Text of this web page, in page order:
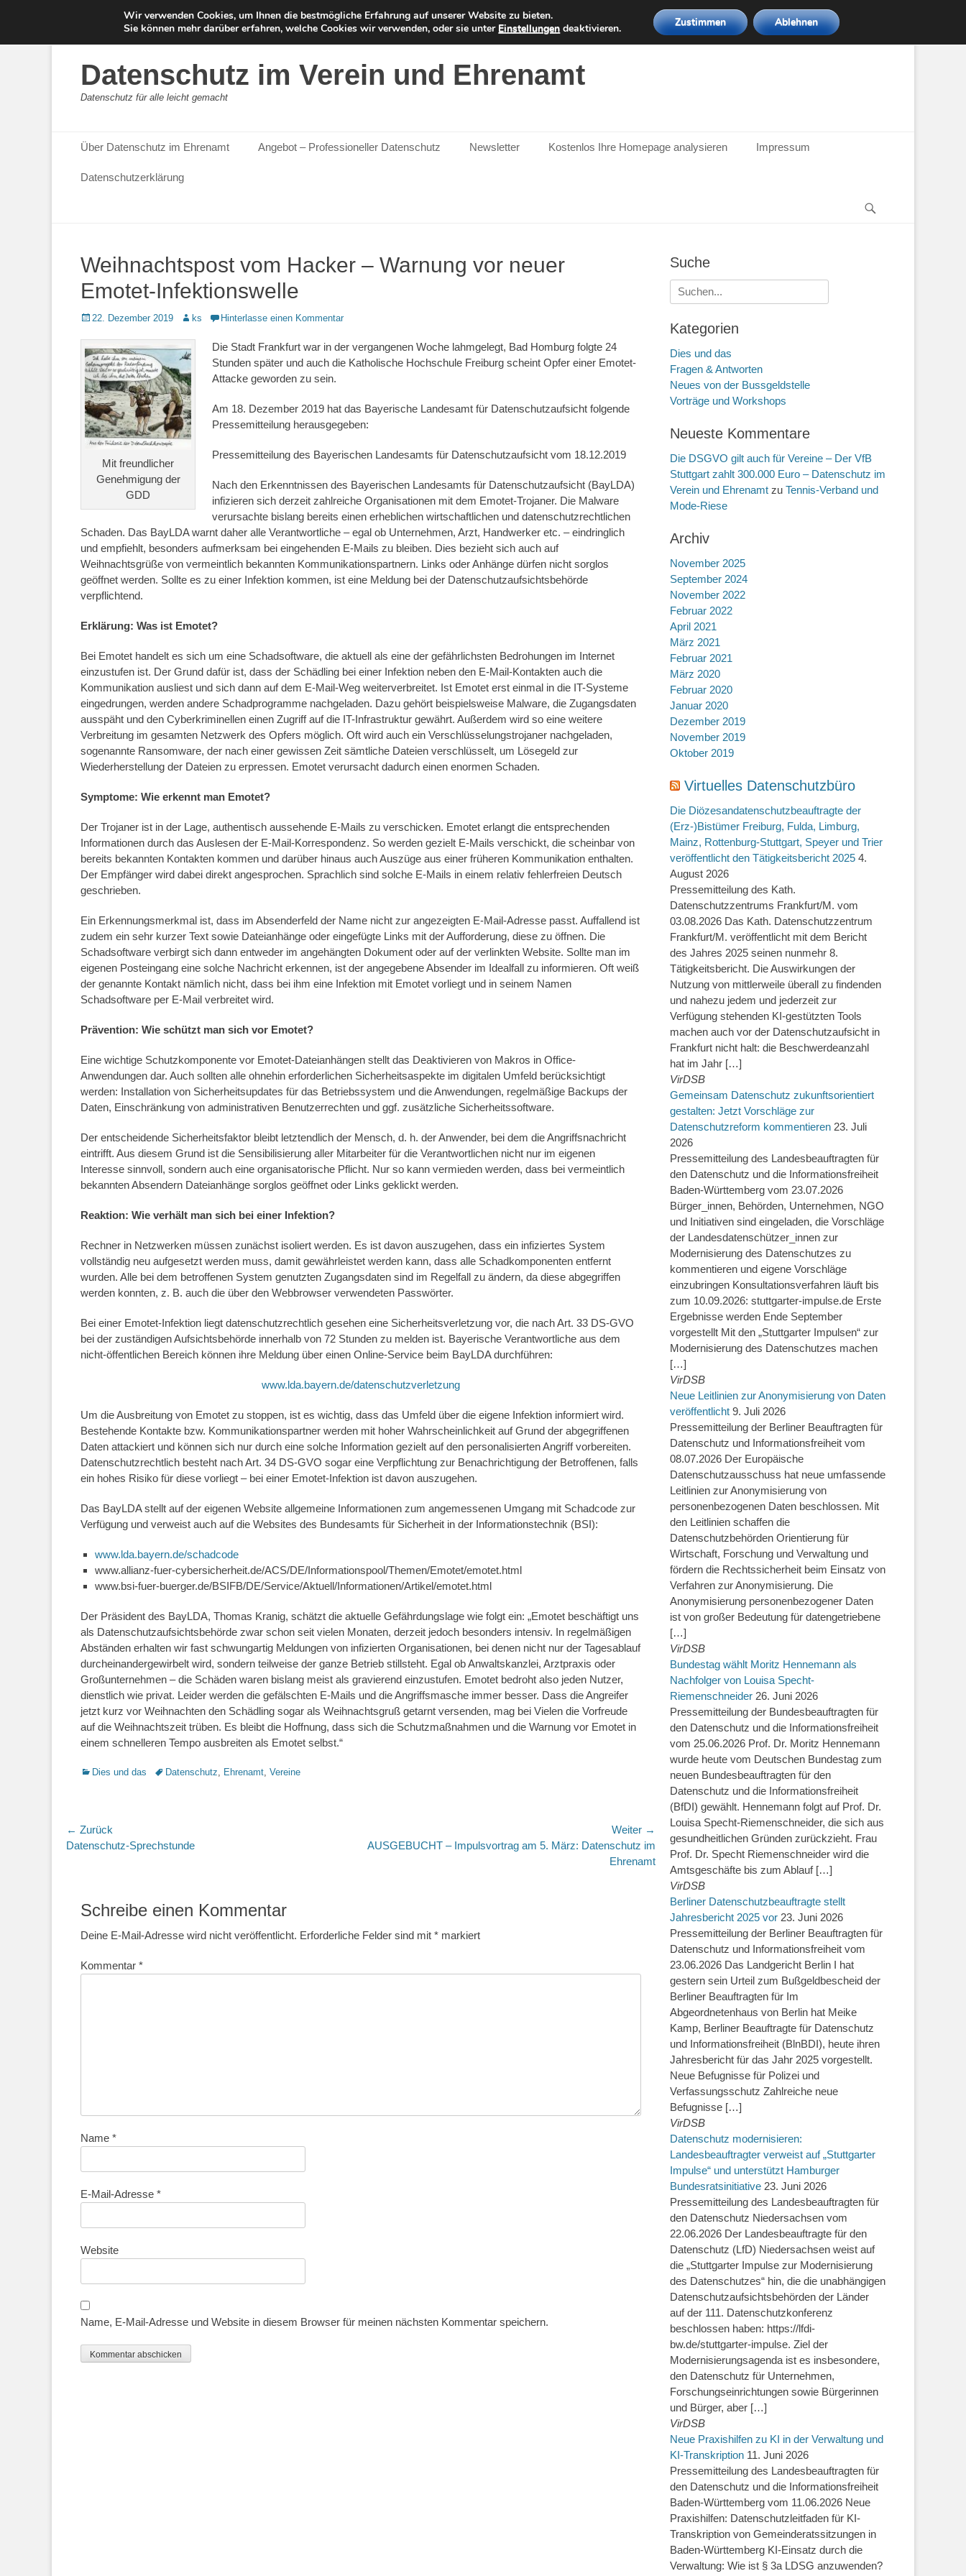
Datenschutz im Verein und Ehrenamt
Datenschutz für alle leicht gemacht
Primäres Menü
Zum
Inhalt
springen
Über Datenschutz im Ehrenamt Angebot – Professioneller Datenschutz Newsletter Kostenlos Ihre Homepage analysieren Impressum
Datenschutzerklärung
Weihnachtspost vom Hacker – Warnung vor neuer
Emotet-Infektionswelle
Posted
22. Dezember 2019 Autor
ks Hinterlasse einen Kommentar
Mit freundlicher
Genehmigung der
GDD
Die Stadt Frankfurt war in der vergangenen Woche lahmgelegt, Bad Homburg folgte 24
Stunden später und auch die Katholische Hochschule Freiburg scheint Opfer einer Emotet-
Attacke geworden zu sein.
Am 18. Dezember 2019 hat das Bayerische Landesamt für Datenschutzaufsicht folgende
Pressemitteilung herausgegeben:
Pressemitteilung des Bayerischen Landesamts für Datenschutzaufsicht vom 18.12.2019
Nach den Erkenntnissen des Bayerischen Landesamts für Datenschutzaufsicht (BayLDA)
infizieren sich derzeit zahlreiche Organisationen mit dem Emotet-Trojaner. Die Malware
verursachte bislang bereits einen erheblichen wirtschaftlichen und datenschutzrechtlichen
Schaden. Das BayLDA warnt daher alle Verantwortliche – egal ob Unternehmen, Arzt, Handwerker etc. – eindringlich
und empfiehlt, besonders aufmerksam bei eingehenden E-Mails zu bleiben. Dies bezieht sich auch auf
Weihnachtsgrüße von vermeintlich bekannten Kommunikationspartnern. Links oder Anhänge dürfen nicht sorglos
geöffnet werden. Sollte es zu einer Infektion kommen, ist eine Meldung bei der Datenschutzaufsichtsbehörde
verpflichtend.
Erklärung: Was ist Emotet?
Bei Emotet handelt es sich um eine Schadsoftware, die aktuell als eine der gefährlichsten Bedrohungen im Internet
einzustufen ist. Der Grund dafür ist, dass der Schädling bei einer Infektion neben den E-Mail-Kontakten auch die
Kommunikation ausliest und sich dann auf dem E-Mail-Weg weiterverbreitet. Ist Emotet erst einmal in die IT-Systeme
eingedrungen, werden andere Schadprogramme nachgeladen. Dazu gehört beispielsweise Malware, die Zugangsdaten
ausspäht und den Cyberkriminellen einen Zugriff auf die IT-Infrastruktur gewährt. Außerdem wird so eine weitere
Verbreitung im gesamten Netzwerk des Opfers möglich. Oft wird auch ein Verschlüsselungstrojaner nachgeladen,
sogenannte Ransomware, der nach einer gewissen Zeit sämtliche Dateien verschlüsselt, um Lösegeld zur
Wiederherstellung der Dateien zu erpressen. Emotet verursacht dadurch einen enormen Schaden.
Symptome: Wie erkennt man Emotet?
Der Trojaner ist in der Lage, authentisch aussehende E-Mails zu verschicken. Emotet erlangt die entsprechenden
Informationen durch das Auslesen der E-Mail-Korrespondenz. So werden gezielt E-Mails verschickt, die scheinbar von
bereits bekannten Kontakten kommen und darüber hinaus auch Auszüge aus einer früheren Kommunikation enthalten.
Der Empfänger wird dabei direkt angesprochen. Sprachlich sind solche E-Mails in einem relativ fehlerfreien Deutsch
geschrieben.
Ein Erkennungsmerkmal ist, dass im Absenderfeld der Name nicht zur angezeigten E-Mail-Adresse passt. Auffallend ist
zudem ein sehr kurzer Text sowie Dateianhänge oder eingefügte Links mit der Aufforderung, diese zu öffnen. Die
Schadsoftware verbirgt sich dann entweder im angehängten Dokument oder auf der verlinkten Website. Sollte man im
eigenen Posteingang eine solche Nachricht erkennen, ist der angegebene Absender im Idealfall zu informieren. Oft weiß
der genannte Kontakt nämlich nicht, dass bei ihm eine Infektion mit Emotet vorliegt und in seinem Namen
Schadsoftware per E-Mail verbreitet wird.
Prävention: Wie schützt man sich vor Emotet?
Eine wichtige Schutzkomponente vor Emotet-Dateianhängen stellt das Deaktivieren von Makros in Office-
Anwendungen dar. Auch sollten alle ohnehin erforderlichen Sicherheitsaspekte im digitalen Umfeld berücksichtigt
werden: Installation von Sicherheitsupdates für das Betriebssystem und die Anwendungen, regelmäßige Backups der
Daten, Einschränkung von administrativen Benutzerrechten und ggf. zusätzliche Sicherheitssoftware.
Der entscheidende Sicherheitsfaktor bleibt letztendlich der Mensch, d. h. der Anwender, bei dem die Angriffsnachricht
eintrifft. Aus diesem Grund ist die Sensibilisierung aller Mitarbeiter für die Verantwortlichen nicht nur im eigenen
Interesse sinnvoll, sondern auch eine organisatorische Pflicht. Nur so kann vermieden werden, dass bei vermeintlich
bekannten Absendern Dateianhänge sorglos geöffnet oder Links geklickt werden.
Reaktion: Wie verhält man sich bei einer Infektion?
Rechner in Netzwerken müssen zunächst isoliert werden. Es ist davon auszugehen, dass ein infiziertes System
vollständig neu aufgesetzt werden muss, damit gewährleistet werden kann, dass alle Schadkomponenten entfernt
wurden. Alle bei dem betroffenen System genutzten Zugangsdaten sind im Regelfall zu ändern, da diese abgegriffen
werden konnten, z. B. auch die über den Webbrowser verwendeten Passwörter.
Bei einer Emotet-Infektion liegt datenschutzrechtlich gesehen eine Sicherheitsverletzung vor, die nach Art. 33 DS-GVO
bei der zuständigen Aufsichtsbehörde innerhalb von 72 Stunden zu melden ist. Bayerische Verantwortliche aus dem
nicht-öffentlichen Bereich können ihre Meldung über einen Online-Service beim BayLDA durchführen:
www.lda.bayern.de/datenschutzverletzung
Um die Ausbreitung von Emotet zu stoppen, ist es wichtig, dass das Umfeld über die eigene Infektion informiert wird.
Bestehende Kontakte bzw. Kommunikationspartner werden mit hoher Wahrscheinlichkeit auf Grund der abgegriffenen
Daten attackiert und können sich nur durch eine solche Information gezielt auf den personalisierten Angriff vorbereiten.
Datenschutzrechtlich besteht nach Art. 34 DS-GVO sogar eine Verpflichtung zur Benachrichtigung der Betroffenen, falls
ein hohes Risiko für diese vorliegt – bei einer Emotet-Infektion ist davon auszugehen.
Das BayLDA stellt auf der eigenen Website allgemeine Informationen zum angemessenen Umgang mit Schadcode zur
Verfügung und verweist auch auf die Websites des Bundesamts für Sicherheit in der Informationstechnik (BSI):
www.lda.bayern.de/schadcode
www.allianz-fuer-cybersicherheit.de/ACS/DE/Informationspool/Themen/Emotet/emotet.html
www.bsi-fuer-buerger.de/BSIFB/DE/Service/Aktuell/Informationen/Artikel/emotet.html
Der Präsident des BayLDA, Thomas Kranig, schätzt die aktuelle Gefährdungslage wie folgt ein: „Emotet beschäftigt uns
als Datenschutzaufsichtsbehörde zwar schon seit vielen Monaten, derzeit jedoch besonders intensiv. In regelmäßigen
Abständen erhalten wir fast schwungartig Meldungen von infizierten Organisationen, bei denen nicht nur der Tagesablauf
durcheinandergewirbelt wird, sondern teilweise der ganze Betrieb stillsteht. Egal ob Anwaltskanzlei, Arztpraxis oder
Großunternehmen – die Schäden waren bislang meist als gravierend einzustufen. Emotet bedroht also jeden Nutzer,
dienstlich wie privat. Leider werden die gefälschten E-Mails und die Angriffsmasche immer besser. Dass die Angreifer
jetzt kurz vor Weihnachten den Schädling sogar als Weihnachtsgruß getarnt versenden, mag bei Vielen die Vorfreude
auf die Weihnachtszeit trüben. Es bleibt die Hoffnung, dass sich die Schutzmaßnahmen und die Warnung vor Emotet in
einem schnelleren Tempo ausbreiten als Emotet selbst.“
Kategorien
Dies und das Schlagworte
Datenschutz, Ehrenamt, Vereine
Beitragsnavigation
← Zurück
Vorheriger
Datenschutz-Sprechstunde
Weiter →
Nächster
AUSGEBUCHT – Impulsvortrag am 5. März: Datenschutz im
Ehrenamt
Schreibe einen Kommentar
Deine E-Mail-Adresse wird nicht veröffentlicht. Erforderliche Felder sind mit * markiert
Kommentar *
Name *
E-Mail-Adresse *
Website
Name, E-Mail-Adresse und Website in diesem Browser für meinen nächsten Kommentar speichern.
Suche
Suche
nach:
Kategorien
Dies und das
Fragen & Antworten
Neues von der Bussgeldstelle
Vorträge und Workshops
Neueste Kommentare
Die DSGVO gilt auch für Vereine – Der VfB
Stuttgart zahlt 300.000 Euro – Datenschutz im
Verein und Ehrenamt zu Tennis-Verband und
Mode-Riese
Archiv
November 2025
September 2024
November 2022
Februar 2022
April 2021
März 2021
Februar 2021
März 2020
Februar 2020
Januar 2020
Dezember 2019
November 2019
Oktober 2019
Virtuelles Datenschutzbüro
Die Diözesandatenschutzbeauftragte der
(Erz-)Bistümer Freiburg, Fulda, Limburg,
Mainz, Rottenburg-Stuttgart, Speyer und Trier
veröffentlicht den Tätigkeitsbericht 2025 4.
August 2026
Pressemitteilung des Kath.
Datenschutzzentrums Frankfurt/M. vom
03.08.2026 Das Kath. Datenschutzzentrum
Frankfurt/M. veröffentlicht mit dem Bericht
des Jahres 2025 seinen nunmehr 8.
Tätigkeitsbericht. Die Auswirkungen der
Nutzung von mittlerweile überall zu findenden
und nahezu jedem und jederzeit zur
Verfügung stehenden KI-gestützten Tools
machen auch vor der Datenschutzaufsicht in
Frankfurt nicht halt: die Beschwerdeanzahl
hat im Jahr […]
VirDSB
Gemeinsam Datenschutz zukunftsorientiert
gestalten: Jetzt Vorschläge zur
Datenschutzreform kommentieren 23. Juli
2026
Pressemitteilung des Landesbeauftragten für
den Datenschutz und die Informationsfreiheit
Baden-Württemberg vom 23.07.2026
Bürger_innen, Behörden, Unternehmen, NGO
und Initiativen sind eingeladen, die Vorschläge
der Landesdatenschützer_innen zur
Modernisierung des Datenschutzes zu
kommentieren und eigene Vorschläge
einzubringen Konsultationsverfahren läuft bis
zum 10.09.2026: stuttgarter-impulse.de Erste
Ergebnisse werden Ende September
vorgestellt Mit den „Stuttgarter Impulsen“ zur
Modernisierung des Datenschutzes machen
[…]
VirDSB
Neue Leitlinien zur Anonymisierung von Daten
veröffentlicht 9. Juli 2026
Pressemitteilung der Berliner Beauftragten für
Datenschutz und Informationsfreiheit vom
08.07.2026 Der Europäische
Datenschutzausschuss hat neue umfassende
Leitlinien zur Anonymisierung von
personenbezogenen Daten beschlossen. Mit
den Leitlinien schaffen die
Datenschutzbehörden Orientierung für
Wirtschaft, Forschung und Verwaltung und
fördern die Rechtssicherheit beim Einsatz von
Verfahren zur Anonymisierung. Die
Anonymisierung personenbezogener Daten
ist von großer Bedeutung für datengetriebene
[…]
VirDSB
Bundestag wählt Moritz Hennemann als
Nachfolger von Louisa Specht-
Riemenschneider 26. Juni 2026
Pressemitteilung der Bundesbeauftragten für
den Datenschutz und die Informationsfreiheit
vom 25.06.2026 Prof. Dr. Moritz Hennemann
wurde heute vom Deutschen Bundestag zum
neuen Bundesbeauftragten für den
Datenschutz und die Informationsfreiheit
(BfDI) gewählt. Hennemann folgt auf Prof. Dr.
Louisa Specht-Riemenschneider, die sich aus
gesundheitlichen Gründen zurückzieht. Frau
Prof. Dr. Specht Riemenschneider wird die
Amtsgeschäfte bis zum Ablauf […]
VirDSB
Berliner Datenschutzbeauftragte stellt
Jahresbericht 2025 vor 23. Juni 2026
Pressemitteilung der Berliner Beauftragten für
Datenschutz und Informationsfreiheit vom
23.06.2026 Das Landgericht Berlin I hat
gestern sein Urteil zum Bußgeldbescheid der
Berliner Beauftragten für Im
Abgeordnetenhaus von Berlin hat Meike
Kamp, Berliner Beauftragte für Datenschutz
und Informationsfreiheit (BlnBDI), heute ihren
Jahresbericht für das Jahr 2025 vorgestellt.
Neue Befugnisse für Polizei und
Verfassungsschutz Zahlreiche neue
Befugnisse […]
VirDSB
Datenschutz modernisieren:
Landesbeauftragter verweist auf „Stuttgarter
Impulse“ und unterstützt Hamburger
Bundesratsinitiative 23. Juni 2026
Pressemitteilung des Landesbeauftragten für
den Datenschutz Niedersachsen vom
22.06.2026 Der Landesbeauftragte für den
Datenschutz (LfD) Niedersachsen weist auf
die „Stuttgarter Impulse zur Modernisierung
des Datenschutzes“ hin, die die unabhängigen
Datenschutzaufsichtsbehörden der Länder
auf der 111. Datenschutzkonferenz
beschlossen haben: https://lfdi-
bw.de/stuttgarter-impulse. Ziel der
Modernisierungsagenda ist es insbesondere,
den Datenschutz für Unternehmen,
Forschungseinrichtungen sowie Bürgerinnen
und Bürger, aber […]
VirDSB
Neue Praxishilfen zu KI in der Verwaltung und
KI-Transkription 11. Juni 2026
Pressemitteilung des Landesbeauftragten für
den Datenschutz und die Informationsfreiheit
Baden-Württemberg vom 11.06.2026 Neue
Praxishilfen: Datenschutzleitfaden für KI-
Transkription von Gemeinderatssitzungen in
Baden-Württemberg KI-Einsatz durch die
Verwaltung: Wie ist § 3a LDSG anzuwenden?
Wir verwenden Cookies, um Ihnen die bestmögliche Erfahrung auf unserer Website zu bieten.
Sie können mehr darüber erfahren, welche Cookies wir verwenden, oder sie unter Einstellungen deaktivieren. Zustimmen Ablehnen